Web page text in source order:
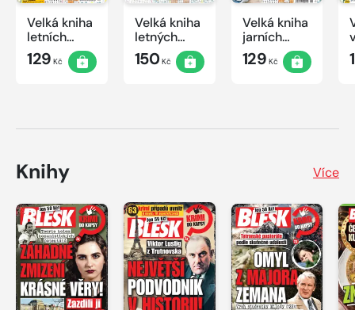
Velká kniha
letních
křížovek
2026
129 Kč
Velká kniha
letných
krížoviek s
TV JOJ
150Kč
Velká kniha
jarních
křížovek
2026
129 Kč
Knihy Více